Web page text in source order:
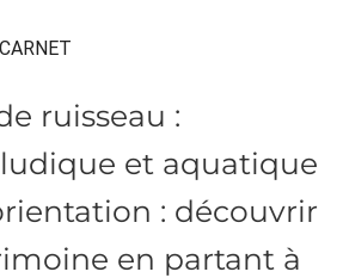
ruisseau :
et aquatique
: découvrir
en partant à